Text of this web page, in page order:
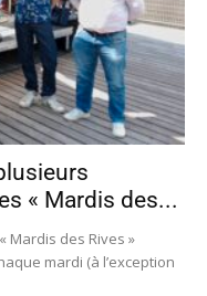
« Mardis des...
Mardis des Rives »
mardi (à l’exception